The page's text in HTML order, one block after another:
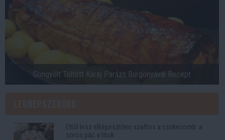
Göngyölt Töltött Karaj Parázs Burgonyával Recept
Ettől lesz elképesztően szaftos a csirkecomb: a
sörös pác a titok